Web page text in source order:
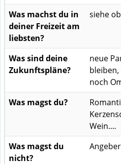
Was machst du in
deiner Freizeit am
liebsten?
siehe
Was sind deine
Zukunftspläne?
neue
noch
Was magst du?
Wein....
Was magst du
nicht?
Angeber